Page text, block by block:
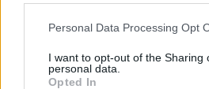
Personal Data Processing Opt
I want to opt-out of the Sharing
personal data.
Opted In